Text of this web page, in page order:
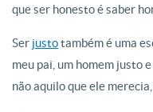
que ser honesto é saber
Ser justotambém é uma
meu pai, um homem justo
não aquilo que ele